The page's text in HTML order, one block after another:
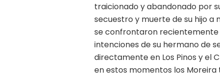
traicionado y abandonado por
secuestro y muerte de su hijo a
se confrontaron recientemente
intenciones de su hermano de
directamente en Los Pinos y el
en estos momentos los